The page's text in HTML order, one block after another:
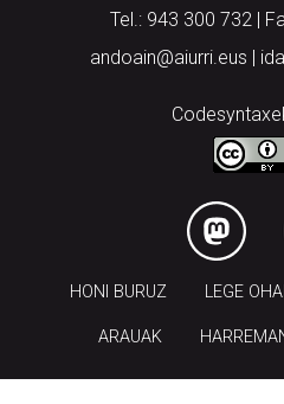
Tel.: 943 300 732 |
andoain@aiurri.eus |
HONI BURUZ LEGE
ARAUAK